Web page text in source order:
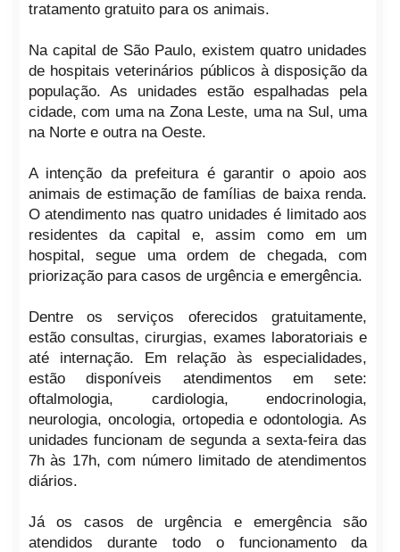
tratamento gratuito para os animais.
Na capital de São Paulo, existem quatro unidades
de hospitais veterinários públicos à disposição da
população. As unidades estão espalhadas pela
cidade, com uma na Zona Leste, uma na Sul, uma
na Norte e outra na Oeste.
A intenção da prefeitura é garantir o apoio aos
animais de estimação de famílias de baixa renda.
O atendimento nas quatro unidades é limitado aos
residentes da capital e, assim como em um
hospital, segue uma ordem de chegada, com
priorização para casos de urgência e emergência.
Dentre os serviços oferecidos gratuitamente,
estão consultas, cirurgias, exames laboratoriais e
até internação. Em relação às especialidades,
estão disponíveis atendimentos em sete:
oftalmologia, cardiologia, endocrinologia,
neurologia, oncologia, ortopedia e odontologia. As
unidades funcionam de segunda a sexta-feira das
7h às 17h, com número limitado de atendimentos
diários.
Já os casos de urgência e emergência são
atendidos durante todo o funcionamento da